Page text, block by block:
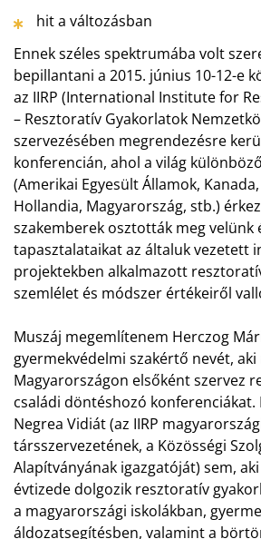
hit a változásban
Ennek széles spektrumába volt
bepillantani a 2015. június 10-12-e
az IIRP (International Institute for
– Resztoratív Gyakorlatok
szervezésében megrendezésre
konferencián, ahol a világ
(Amerikai Egyesült Államok,
Hollandia, Magyarország, stb.)
szakemberek osztották meg velünk
tapasztalataikat az általuk vezetett
projektekben alkalmazott
szemlélet és módszer értékeiről
Muszáj megemlítenem Herczog
gyermekvédelmi szakértő nevét,
Magyarországon elsőként szervez
családi döntéshozó konferenciákat.
Negrea Vidiát (az IIRP
társszervezetének, a Közösségi
Alapítványának igazgatóját) sem,
évtizede dolgozik resztoratív
a magyarországi iskolákban,
áldozatsegítésben, valamint a